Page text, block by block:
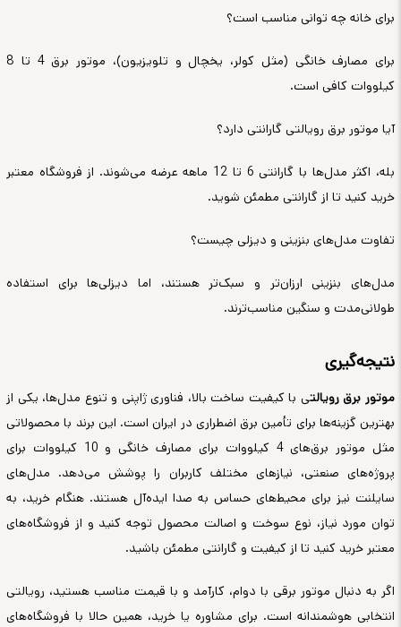
برای خانه چه توانی مناسب است؟
برای مصارف خانگی (مثل کولر، یخچال و تلویزیون)، موتور برق 4 تا 8
کیلووات کافی است.
آیا موتور برق رویالتی گارانتی دارد؟
بله، اکثر مدل‌ها با گارانتی 6 تا 12 ماهه عرضه می‌شوند. از فروشگاه معتبر
خرید کنید تا از گارانتی مطمئن شوید.
تفاوت مدل‌های بنزینی و دیزلی چیست؟
مدل‌های بنزینی ارزان‌تر و سبک‌تر هستند، اما دیزلی‌ها برای استفاده
طولانی‌مدت و سنگین مناسب‌ترند.
نتیجه‌گیری
موتور برق رویالتی با کیفیت ساخت بالا، فناوری ژاپنی و تنوع مدل‌ها، یکی از
بهترین گزینه‌ها برای تأمین برق اضطراری در ایران است. این برند با محصولاتی
مثل موتور برق‌های 4 کیلووات برای مصارف خانگی و 10 کیلووات برای
پروژه‌های صنعتی، نیازهای مختلف کاربران را پوشش می‌دهد. مدل‌های
سایلنت نیز برای محیط‌های حساس به صدا ایده‌آل هستند. هنگام خرید، به
توان مورد نیاز، نوع سوخت و اصالت محصول توجه کنید و از فروشگاه‌های
معتبر خرید کنید تا از کیفیت و گارانتی مطمئن باشید.
اگر به دنبال موتور برقی با دوام، کارآمد و با قیمت مناسب هستید، رویالتی
انتخابی هوشمندانه است. برای مشاوره یا خرید، همین حالا با فروشگاه‌های